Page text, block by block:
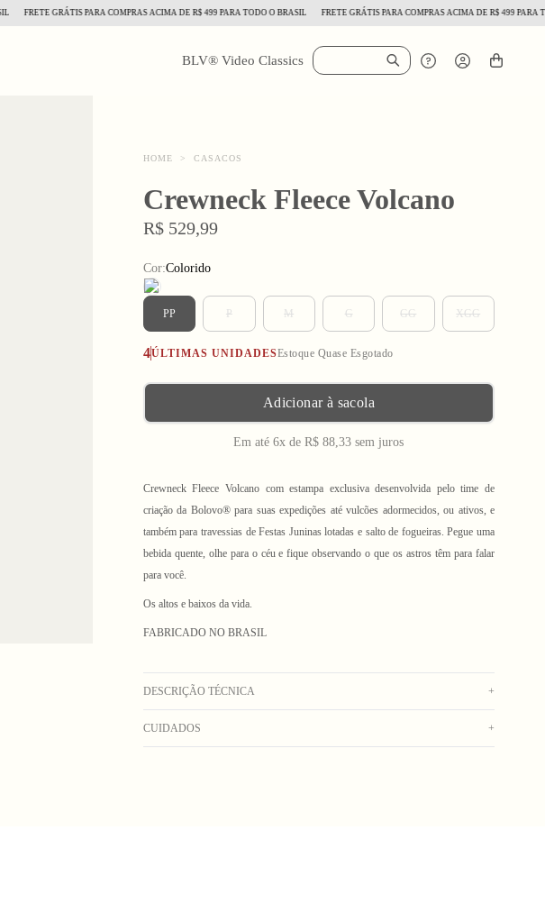
FRETE GRÁTIS PARA COMPRAS ACIMA DE R$ 499 PARA TODO O BRASIL FRETE GRÁTIS PARA COMPRAS ACIMA DE R$ 499 PARA TODO
BLV® Video Classics
HOME > CASACOS
Crewneck Fleece Volcano
R$ 529,99
Cor:Colorido
PP P M G GG XGG
4ÚLTIMAS UNIDADESEstoque Quase Esgotado
Adicionar à sacola
Em até 6x de R$ 88,33 sem juros
Crewneck Fleece Volcano com estampa exclusiva desenvolvida pelo time de
criação da Bolovo® para suas expedições até vulcões adormecidos, ou ativos, e
também para travessias de Festas Juninas lotadas e salto de fogueiras. Pegue uma
bebida quente, olhe para o céu e fique observando o que os astros têm para falar
para você.
Os altos e baixos da vida.
FABRICADO NO BRASIL
DESCRIÇÃO TÉCNICA +
Crewneck confeccionado em sherpa estampada, com desenho exclusivo Bolovo.
CUIDADOS +